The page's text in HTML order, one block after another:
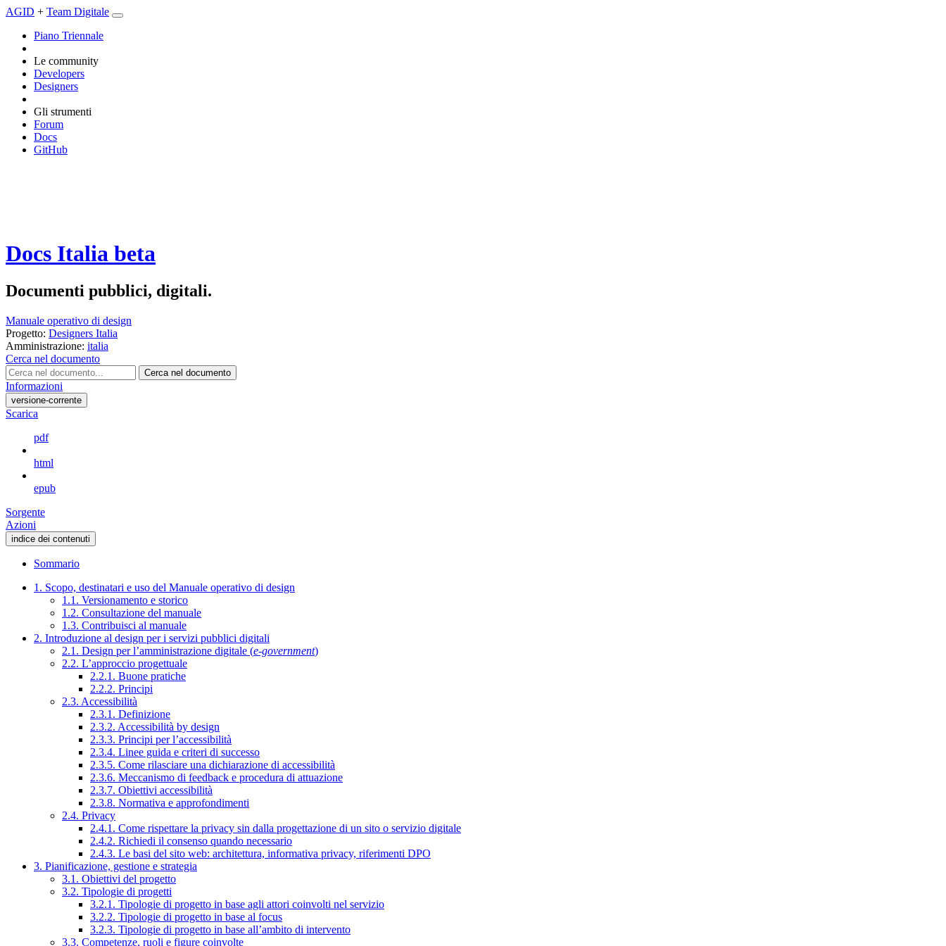
AGID + Team Digitale
Piano Triennale
Le community
Developers
Designers
Gli strumenti
Forum
Docs
GitHub
Docs Italia beta
Documenti pubblici, digitali.
Manuale operativo di design
Progetto: Designers Italia
Amministrazione: italia
Cerca nel documento
Cerca nel documento
Informazioni
versione-corrente
Scarica
pdf
html
epub
Sorgente
Azioni
indice dei contenuti
Sommario
1. Scopo, destinatari e uso del Manuale operativo di design
1.1. Versionamento e storico
1.2. Consultazione del manuale
1.3. Contribuisci al manuale
2. Introduzione al design per i servizi pubblici digitali
2.1. Design per l’amministrazione digitale (e-government)
2.2. L’approccio progettuale
2.2.1. Buone pratiche
2.2.2. Principi
2.3. Accessibilità
2.3.1. Definizione
2.3.2. Accessibilità by design
2.3.3. Principi per l’accessibilità
2.3.4. Linee guida e criteri di successo
2.3.5. Come rilasciare una dichiarazione di accessibilità
2.3.6. Meccanismo di feedback e procedura di attuazione
2.3.7. Obiettivi accessibilità
2.3.8. Normativa e approfondimenti
2.4. Privacy
2.4.1. Come rispettare la privacy sin dalla progettazione di un sito o servizio digitale
2.4.2. Richiedi il consenso quando necessario
2.4.3. Le basi del sito web: architettura, informativa privacy, riferimenti DPO
3. Pianificazione, gestione e strategia
3.1. Obiettivi del progetto
3.2. Tipologie di progetti
3.2.1. Tipologie di progetto in base agli attori coinvolti nel servizio
3.2.2. Tipologie di progetto in base al focus
3.2.3. Tipologie di progetto in base all’ambito di intervento
3.3. Competenze, ruoli e figure coinvolte